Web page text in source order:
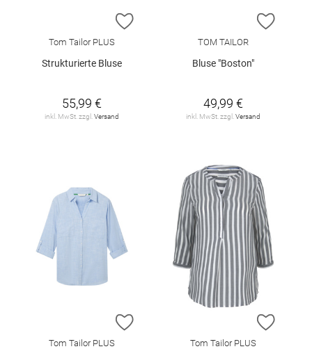
ZUR WUNSCHLISTE HINZUFÜGEN
Tom Tailor PLUS
Strukturierte Bluse
55,99 €
inkl. MwSt. zzgl. Versand
ZUR
TOM TAILOR
Bluse "Boston"
49,99 €
inkl. MwSt. zzgl. Versand
ZUR WUNSCHLISTE HINZUFÜGEN
Tom Tailor PLUS
ZUR
Tom Tailor PLUS